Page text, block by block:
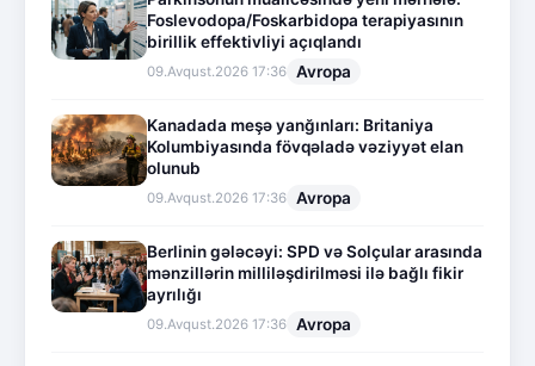
Foslevodopa/Foskarbidopa terapiyasının
birillik effektivliyi açıqlandı
09.Avqust.2026 17:36 Avropa
Kanadada meşə yanğınları: Britaniya
Kolumbiyasında fövqəladə vəziyyət elan
olunub
09.Avqust.2026 17:36 Avropa
Berlinin gələcəyi: SPD və Solçular arasında
mənzillərin milliləşdirilməsi ilə bağlı fikir
ayrılığı
09.Avqust.2026 17:36 Avropa